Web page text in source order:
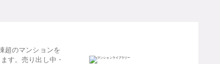
超のマンションを
す。売り出し中・